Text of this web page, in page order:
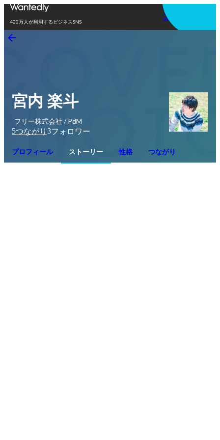
400万人が利用するビジネスSNS
アプリを使う
宮内 楽斗
フリー株式会社 / PdM
5つながり 3フォロワー
プロフィール ストーリー 性格 つながり